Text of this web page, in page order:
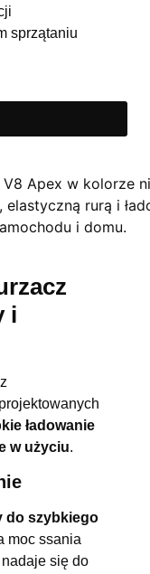
sprzątaniu
i
ładowanie
w użyciu.
do szybkiego
moc ssania
się do